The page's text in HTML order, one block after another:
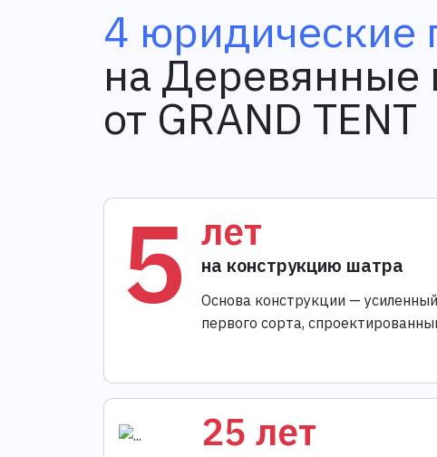
4 юридические
на
от GRAND TENT
5 лет
на конструкцию шатра
Основа конструкции —
первого сорта,
25 лет